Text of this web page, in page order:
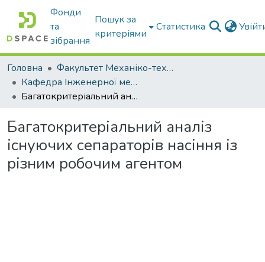
Фонди
та
зібрання
Пошук за
критеріями
Статистика
Головна
Факультет Механіко-технологічний
Кафедра Інженерної механіки та комп'ютерного проектування
Багатокритеріальний аналіз існуючих сепараторів насіння із різним робочим агентом
Багатокритеріальний аналіз
існуючих сепараторів насіння із
різним робочим агентом